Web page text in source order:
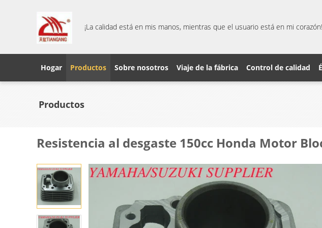
¡La calidad está en mis manos, mientras que el usuario está en mi corazón!
Hogar Productos Sobre nosotros Viaje de la fábrica Control de calidad
Productos
Resistencia al desgaste 150cc Honda Motor